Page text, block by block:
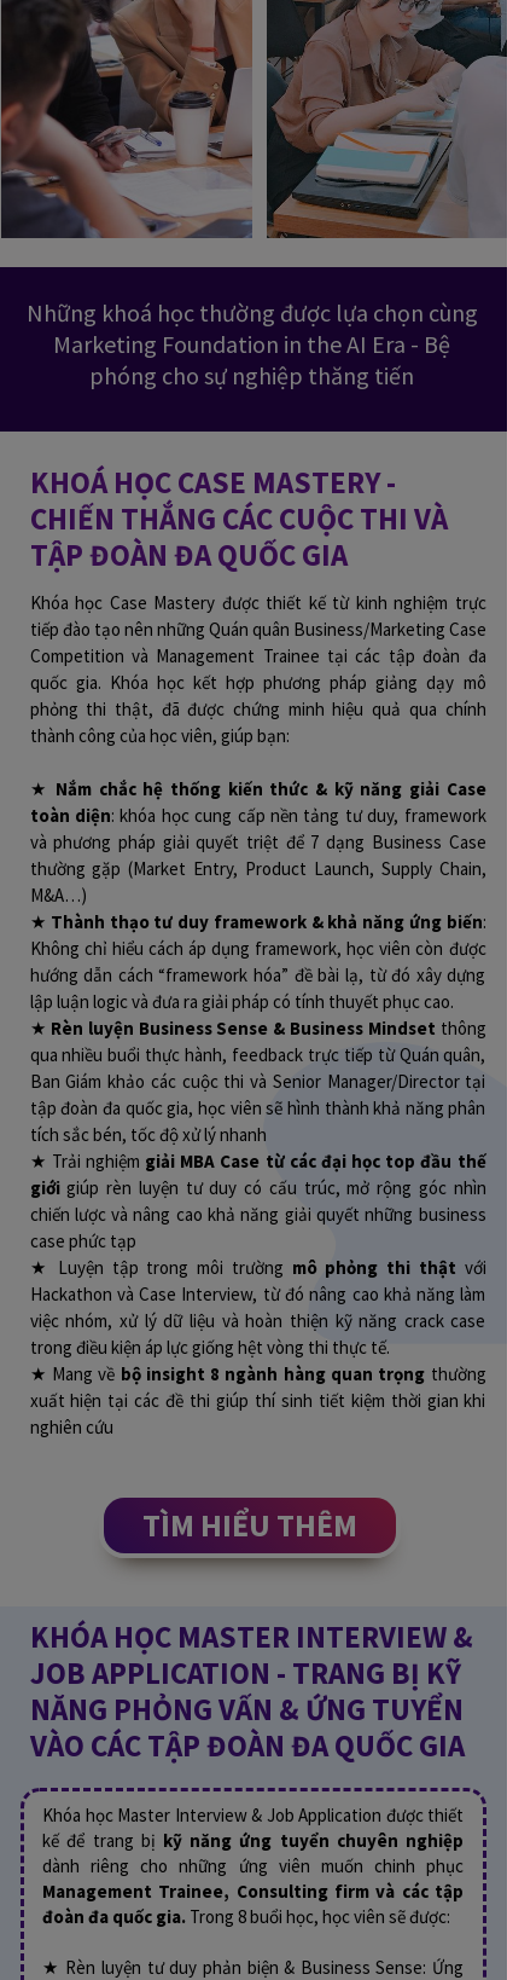
Những khoá học thường được lựa chọn cùng
Marketing Foundation in the AI Era - Bệ
phóng cho sự nghiệp thăng tiến
KHOÁ HỌC CASE MASTERY -
CHIẾN THẮNG CÁC CUỘC THI VÀ
TẬP ĐOÀN ĐA QUỐC GIA
Khóa học Case Mastery được thiết kế từ kinh nghiệm trực
tiếp đào tạo nên những Quán quân Business/Marketing Case
Competition và Management Trainee tại các tập đoàn đa
quốc gia. Khóa học kết hợp phương pháp giảng dạy mô
phỏng thi thật, đã được chứng minh hiệu quả qua chính
thành công của học viên, giúp bạn:
★ Nắm chắc hệ thống kiến thức & kỹ năng giải Case
toàn diện: khóa học cung cấp nền tảng tư duy, framework
và phương pháp giải quyết triệt để 7 dạng Business Case
thường gặp (Market Entry, Product Launch, Supply Chain,
M&A…)
★ Thành thạo tư duy framework & khả năng ứng biến:
Không chỉ hiểu cách áp dụng framework, học viên còn được
hướng dẫn cách “framework hóa” đề bài lạ, từ đó xây dựng
lập luận logic và đưa ra giải pháp có tính thuyết phục cao.
★ Rèn luyện Business Sense & Business Mindset thông
qua nhiều buổi thực hành, feedback trực tiếp từ Quán quân,
Ban Giám khảo các cuộc thi và Senior Manager/Director tại
tập đoàn đa quốc gia, học viên sẽ hình thành khả năng phân
tích sắc bén, tốc độ xử lý nhanh
★ Trải nghiệm giải MBA Case từ các đại học top đầu thế
giớigiúp rèn luyện tư duy có cấu trúc, mở rộng góc nhìn
chiến lược và nâng cao khả năng giải quyết những business
case phức tạp
★ Luyện tập trong môi trường mô phỏng thi thật với
Hackathon và Case Interview, từ đó nâng cao khả năng làm
việc nhóm, xử lý dữ liệu và hoàn thiện kỹ năng crack case
trong điều kiện áp lực giống hệt vòng thi thực tế.
★ Mang về bộ insight 8 ngành hàng quan trọng thường
xuất hiện tại các đề thi giúp thí sinh tiết kiệm thời gian khi
nghiên cứu
TÌM HIỂU THÊM
Khóa học Master Interview & Job Application được thiết
kế để trang bị kỹ năng ứng tuyển chuyên nghiệp
dành riêng cho những ứng viên muốn chinh phục
Management Trainee, Consulting firm và các tập
đoàn đa quốc gia. Trong 8 buổi học, học viên sẽ được:
★ Rèn luyện tư duy phản biện & Business Sense: Ứng
KHÓA HỌC MASTER INTERVIEW &
JOB APPLICATION - TRANG BỊ KỸ
NĂNG PHỎNG VẤN & ỨNG TUYỂN
VÀO CÁC TẬP ĐOÀN ĐA QUỐC GIA